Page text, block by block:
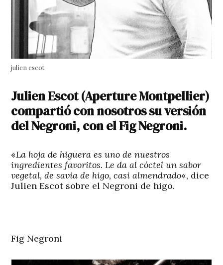
julien escot
Julien Escot (Aperture Montpellier)
compartió con nosotros su versión
del Negroni, con el Fig Negroni.
«La hoja de higuera es uno de nuestros
ingredientes favoritos. Le da al cóctel un sabor
vegetal, de savia de higo, casi almendrado«, dice
Julien Escot sobre el Negroni de higo.
Fig Negroni